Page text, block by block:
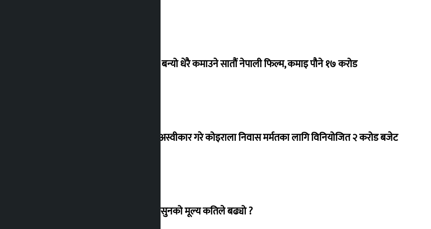
‘गौंथली’ बन्यो धेरै कमाउने सातौं नेपाली फिल्म, कमाइ पौने १७ करोड
शेखरले अस्वीकार गरे कोइराला निवास मर्मतका लागि विनियोजित २ करोड बजेट
शुक्रबार सुनको मूल्य कतिले बढ्यो ?